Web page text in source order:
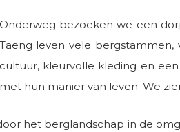
Onderweg bezoeken we een
Taeng leven vele
cultuur, kleurvolle kleding en
met hun manier van leven. We
het berglandschap in de